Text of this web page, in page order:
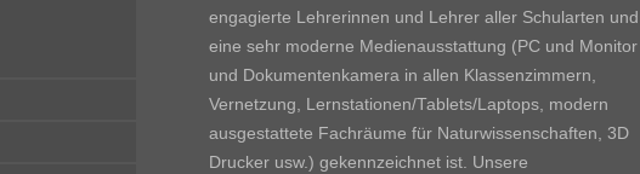
engagierte Lehrerinnen und Lehrer aller Schularten und
eine sehr moderne Medienausstattung (PC und Monitor
und Dokumentenkamera in allen Klassenzimmern,
Vernetzung, Lernstationen/Tablets/Laptops, modern
ausgestattete Fachräume für Naturwissenschaften, 3D
Drucker usw.) gekennzeichnet ist. Unsere